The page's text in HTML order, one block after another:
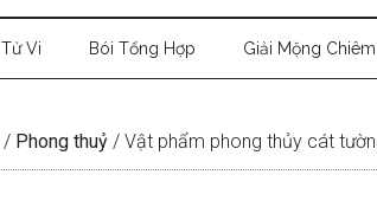
Tử Vi Bói Tổng Hợp Giải Mộng
/ Phong thuỷ / Vật phẩm phong thủy cát